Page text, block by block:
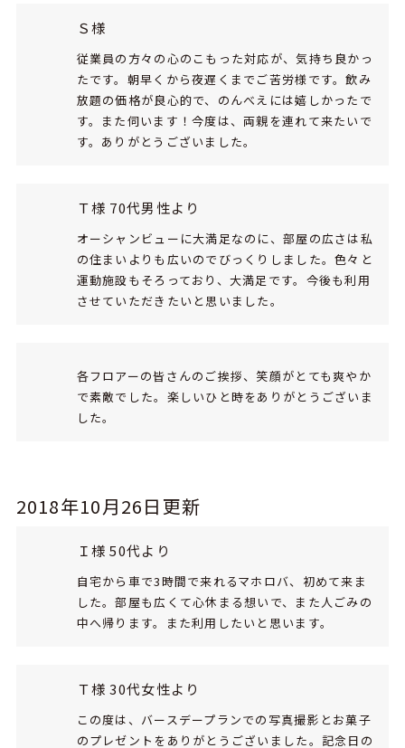
Ｓ様
従業員の方々の心のこもった対応が、気持ち良かっ
たです。朝早くから夜遅くまでご苦労様です。飲み
放題の価格が良心的で、のんべえには嬉しかったで
す。また伺います！今度は、両親を連れて来たいで
す。ありがとうございました。
Ｔ様 70代男性より
オーシャンビューに大満足なのに、部屋の広さは私
の住まいよりも広いのでびっくりしました。色々と
運動施設もそろっており、大満足です。今後も利用
させていただきたいと思いました。
各フロアーの皆さんのご挨拶、笑顔がとても爽やか
で素敵でした。楽しいひと時をありがとうございま
した。
2018年10月26日更新
Ｉ様 50代より
自宅から車で3時間で来れるマホロバ、初めて来ま
した。部屋も広くて心休まる想いで、また人ごみの
中へ帰ります。また利用したいと思います。
Ｔ様 30代女性より
この度は、バースデープランでの写真撮影とお菓子
のプレゼントをありがとうございました。記念日の